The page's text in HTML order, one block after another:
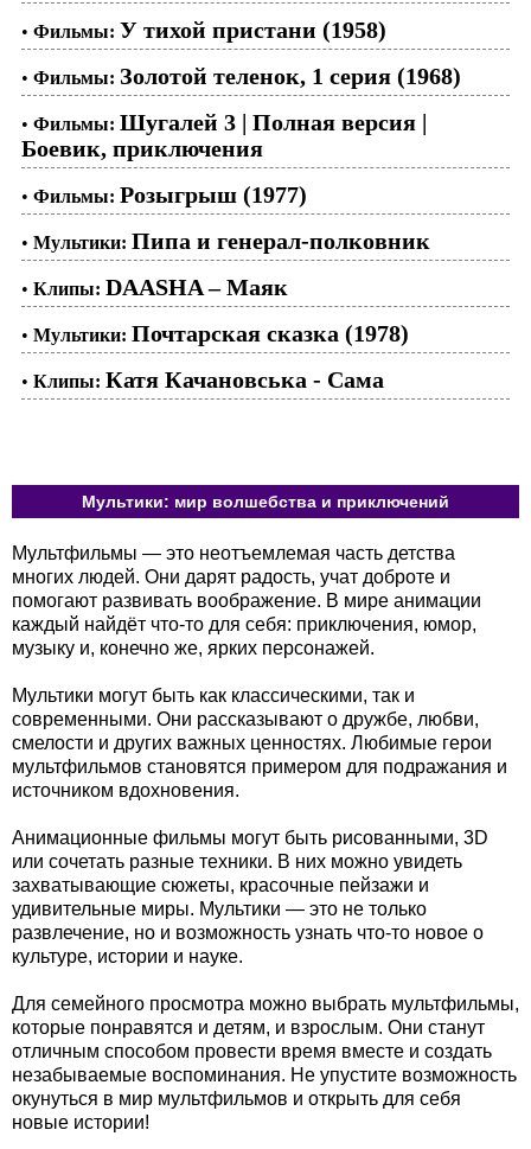
• Фильмы: У тихой пристани (1958)
• Фильмы: Золотой теленок, 1 серия (1968)
• Фильмы: Шугалей 3 | Полная версия |
Боевик, приключения
• Фильмы: Розыгрыш (1977)
• Мультики: Пипа и генерал-полковник
• Клипы: DAASHA – Маяк
• Мультики: Почтарская сказка (1978)
• Клипы: Катя Качановська - Сама
Мультики: мир волшебства и приключений
Мультфильмы — это неотъемлемая часть детства
многих людей. Они дарят радость, учат доброте и
помогают развивать воображение. В мире анимации
каждый найдёт что-то для себя: приключения, юмор,
музыку и, конечно же, ярких персонажей.
Мультики могут быть как классическими, так и
современными. Они рассказывают о дружбе, любви,
смелости и других важных ценностях. Любимые герои
мультфильмов становятся примером для подражания и
источником вдохновения.
Анимационные фильмы могут быть рисованными, 3D
или сочетать разные техники. В них можно увидеть
захватывающие сюжеты, красочные пейзажи и
удивительные миры. Мультики — это не только
развлечение, но и возможность узнать что-то новое о
культуре, истории и науке.
Для семейного просмотра можно выбрать мультфильмы,
которые понравятся и детям, и взрослым. Они станут
отличным способом провести время вместе и создать
незабываемые воспоминания. Не упустите возможность
окунуться в мир мультфильмов и открыть для себя
новые истории!